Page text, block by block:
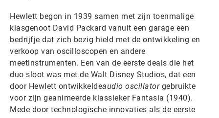
Hewlett begon in 1939 samen met zijn toenmalige
klasgenoot David Packard vanuit een garage een
bedrijfje dat zich bezig hield met de ontwikkeling en
verkoop van oscilloscopen en andere
meetinstrumenten. Een van de eerste deals die het
duo sloot was met de Walt Disney Studios, dat een
door Hewlett ontwikkeldeaudio oscillatorgebruikte
voor zijn geanimeerde klassieker Fantasia (1940).
Mede door technologische innovaties als de eerste